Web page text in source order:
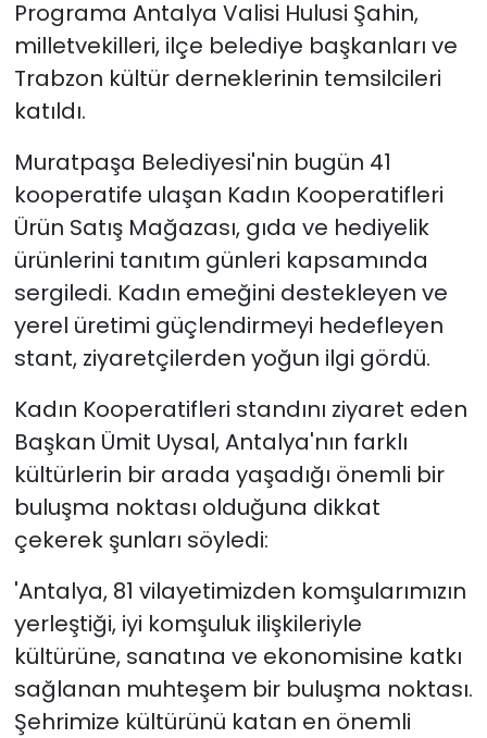
Programa Antalya Valisi Hulusi Şahin,
milletvekilleri, ilçe belediye başkanları ve
Trabzon kültür derneklerinin temsilcileri
katıldı.
Muratpaşa Belediyesi'nin bugün 41
kooperatife ulaşan Kadın Kooperatifleri
Ürün Satış Mağazası, gıda ve hediyelik
ürünlerini tanıtım günleri kapsamında
sergiledi. Kadın emeğini destekleyen ve
yerel üretimi güçlendirmeyi hedefleyen
stant, ziyaretçilerden yoğun ilgi gördü.
Kadın Kooperatifleri standını ziyaret eden
Başkan Ümit Uysal, Antalya'nın farklı
kültürlerin bir arada yaşadığı önemli bir
buluşma noktası olduğuna dikkat
çekerek şunları söyledi:
'Antalya, 81 vilayetimizden komşularımızın
yerleştiği, iyi komşuluk ilişkileriyle
kültürüne, sanatına ve ekonomisine katkı
sağlanan muhteşem bir buluşma noktası.
Şehrimize kültürünü katan en önemli